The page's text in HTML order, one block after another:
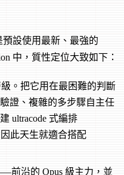
設使用最新、最強的
中，質性定位大致如下：
。把它用在最困難的判斷
證、複雜的多步驟自主任
ultracode 式編排
因此天生就適合搭配
前沿的 Opus 級主力，並